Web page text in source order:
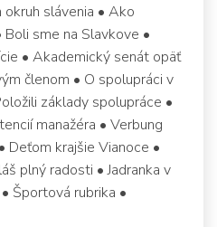
okruh slávenia • Ako
sme na Slavkove •
• Akademický senát opäť
členom • O spolupráci v
základy spolupráce •
manažéra • Verbung
Deťom krajšie Vianoce •
plný radosti • Jadranka v
Športová rubrika •